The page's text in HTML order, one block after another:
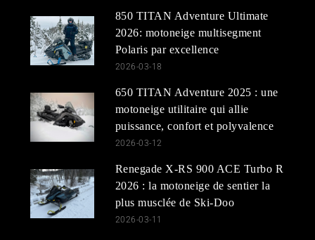
850 TITAN Adventure Ultimate
2026: motoneige multisegment
Polaris par excellence
2026-03-18
650 TITAN Adventure 2025 : une
motoneige utilitaire qui allie
puissance, confort et polyvalence
2026-03-12
Renegade X-RS 900 ACE Turbo R
2026 : la motoneige de sentier la
plus musclée de Ski-Doo
2026-03-11